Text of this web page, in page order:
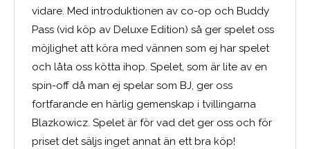
vidare. Med introduktionen av co-op och Buddy
Pass (vid köp av Deluxe Edition) så ger spelet oss
möjlighet att köra med vännen som ej har spelet
och låta oss kötta ihop. Spelet, som är lite av en
spin-off då man ej spelar som BJ, ger oss
fortfarande en härlig gemenskap i tvillingarna
Blazkowicz. Spelet är för vad det ger oss och för
priset det säljs inget annat än ett bra köp!